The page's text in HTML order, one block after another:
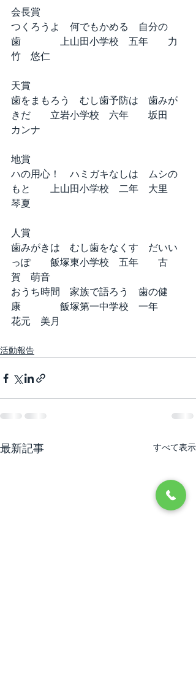
会長賞
つくろうよ　何でもかめる　自分の
歯　　　　上山田小学校　五年　　力
竹　悠仁
天賞
歯をまもろう　むし歯予防は　歯みが
きだ　　立岩小学校　六年　　坂田
カンナ
地賞
ハの用心！　ハミガキなしは　ムシの
もと　　上山田小学校　二年　大里
琴夏
人賞
歯みがきは　むし歯をなくす　だいい
っぽ　　飯塚東小学校　五年　　古
賀　萌音
おうち時間　家族で語ろう　歯の健
康　　　　飯塚第一中学校　一年
花元　美月
活動報告
最新記事 すべて表示